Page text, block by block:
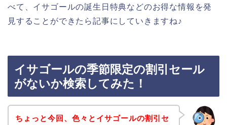
べて、イサゴールの誕生日特典などのお得な情報を発
見することができたら記事にしていきますね♪
イサゴールの季節限定の割引セール
がないか検索してみた！
ちょっと今回、色々とイサゴールの割引セ